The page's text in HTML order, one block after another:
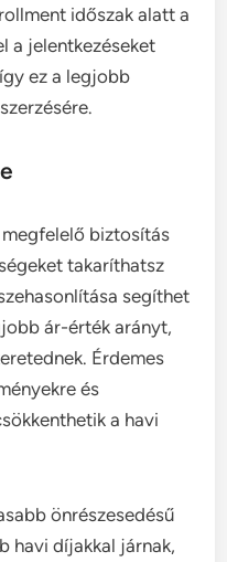
időszak alatt a
a jelentkezéseket
ez a legjobb
biztosítás
takaríthatsz
segíthet
ár-érték arányt,
Érdemes
és
a havi
önrészesedésű
havi díjakkal járnak,